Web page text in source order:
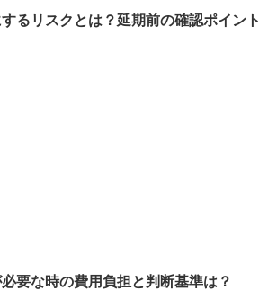
るリスクとは？延期前の確認ポイント
要な時の費用負担と判断基準は？